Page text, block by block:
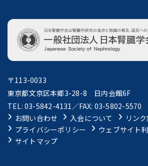
〒113-0033
東京都文京区本郷3-28-8 日内会館6F
TEL: 03-5842-4131／FAX: 03-5802-5570
お問い合わせ
入会について
リン
プライバシーポリシー
ウェブサイト
サイトマップ